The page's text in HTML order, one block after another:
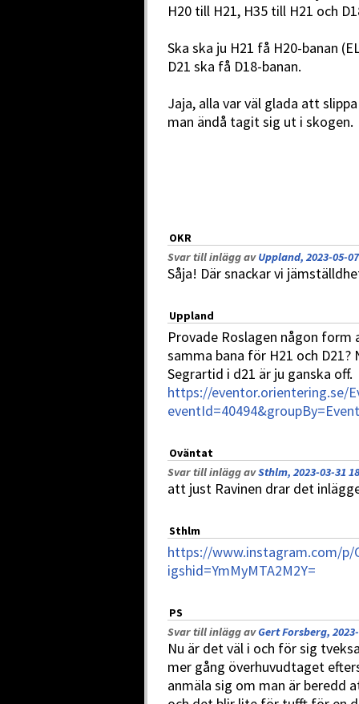
H20 till H21, H35 till H21 och
Ska ska ju H21 få H20-banan
D21 ska få D18-banan.
Jaja, alla var väl glada att
man ändå tagit sig ut i skogen.
OKR
Svar till inlägg avUppland, 2023-05-
Såja! Där snackar vi
Uppland
Provade Roslagen någon
samma bana för H21 och
Segrartid i d21 är ju ganska off.
https://eventor.orientering.se/
Oväntat
Svar till inlägg avSthlm, 2023-03-31
att just Ravinen drar det
Sthlm
https://www.instagram.com/p/
igshid=YmMyMTA2M2Y=
PS
Svar till inlägg avGert Forsberg,
Nu är det väl i och för sig
mer gång överhuvudtaget
anmäla sig om man är beredd